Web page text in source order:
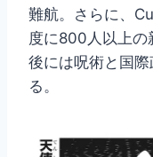
難航。さらに、
度に800人以上の
後には呪術と国
る。